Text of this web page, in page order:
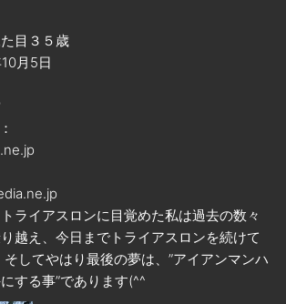
目３５歳
月5日
ライアスロンに目覚めた私は過去の数々
越え、今日までトライアスロンを続けて
してやはり最後の夢は、”アイアンマンハ
する事”であります(^^ゞ